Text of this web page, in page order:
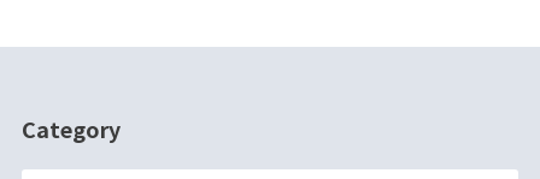
Category